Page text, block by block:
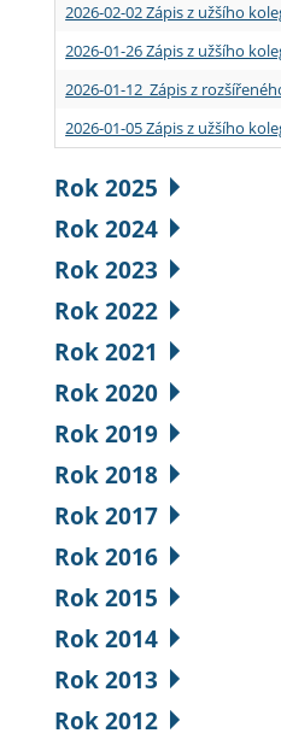
2026-02-02 Zápis z užšího
2026-01-26 Zápis z užšího
2026-01-12 Zápis z
2026-01-05 Zápis z užšího
Rok 2025
Rok 2024
Rok 2023
Rok 2022
Rok 2021
Rok 2020
Rok 2019
Rok 2018
Rok 2017
Rok 2016
Rok 2015
Rok 2014
Rok 2013
Rok 2012